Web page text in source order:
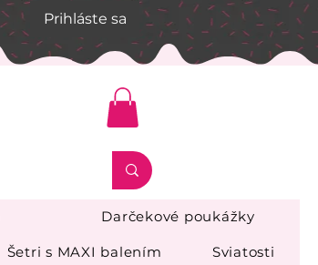
Prihláste sa
Darčekové poukážky
Šetri s MAXI balením Sviatosti